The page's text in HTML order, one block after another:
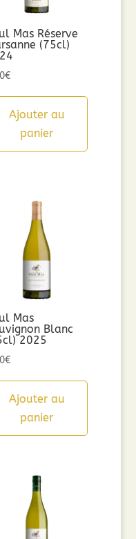
Mas Réserve
(75cl)
€
Ajouter au
panier
Mas
Blanc
2025
€
Ajouter au
panier